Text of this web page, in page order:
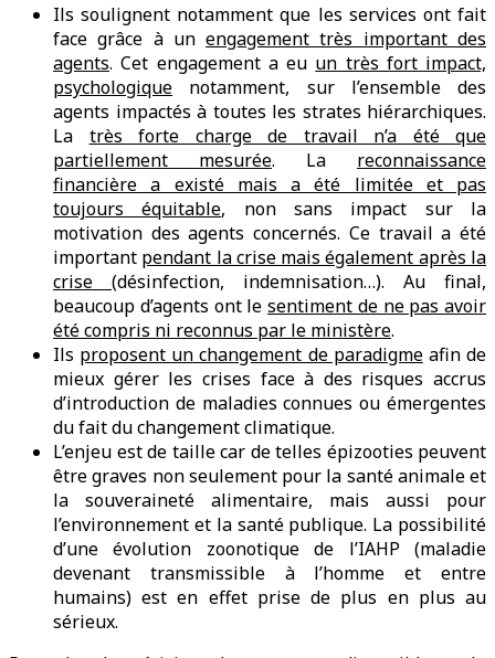
Ils soulignent notamment que les services ont fait
face grâce à unengagement très important des
agents. Cet engagement a eu un très fort impact,
psychologique notamment, sur l’ensemble des
agents impactés à toutes les strates hiérarchiques.
La très forte charge de travail n’a été que
partiellement mesurée. La reconnaissance
financière a existé mais a été limitée et pas
toujours équitable, non sans impact sur la
motivation des agents concernés. Ce travail a été
important pendant la crise mais également après la
crise (désinfection, indemnisation…). Au final,
beaucoup d’agents ont le sentiment de ne pas avoir
été compris ni reconnus par le ministère.
Ils proposent un changement de paradigmeafin de
mieux gérer les crises face à des risques accrus
d’introduction de maladies connues ou émergentes
du fait du changement climatique.
L’enjeu est de taille car de telles épizooties peuvent
être graves non seulement pour la santé animale et
la souveraineté alimentaire, mais aussi pour
l’environnement et la santé publique. La possibilité
d’une évolution zoonotique de l’IAHP (maladie
devenant transmissible à l’homme et entre
humains) est en effet prise de plus en plus au
sérieux.